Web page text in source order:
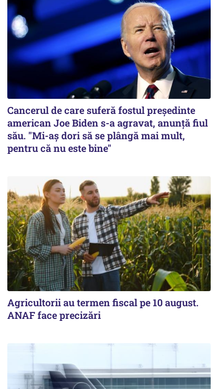
Cancerul de care suferă fostul preşedinte
american Joe Biden s-a agravat, anunță fiul
său. "Mi-aș dori să se plângă mai mult,
pentru că nu este bine"
Agricultorii au termen fiscal pe 10 august.
ANAF face precizări